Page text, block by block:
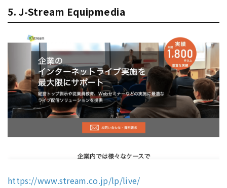
5. J-Stream Equipmedia
https://www.stream.co.jp/lp/live/